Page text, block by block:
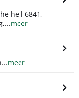
hell 6841,
meer
meer